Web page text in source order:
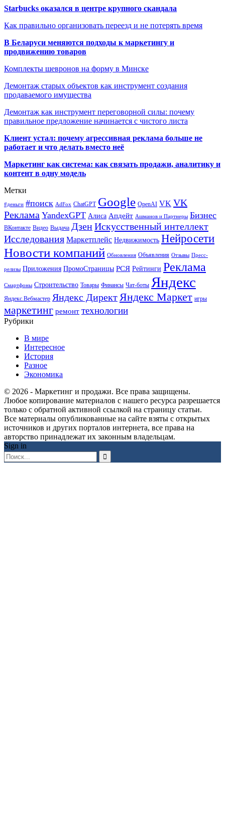
Starbucks оказался в центре крупного скандала
Как правильно организовать переезд и не потерять время
В Беларуси меняются подходы к маркетингу и
продвижению товаров
Комплекты шевронов на форму в Минске
Демонтаж старых объектов как инструмент создания
продаваемого имущества
Демонтаж как инструмент переговорной силы: почему
правильное предложение начинается с чистого листа
Клиент устал: почему агрессивная реклама больше не
работает и что делать вместо неё
Маркетинг как система: как связать продажи, аналитику и
контент в одну модель
Метки
#деньги #поиск AdFox ChatGPT Google OpenAI VK VK
Реклама YandexGPT Алиса Апдейт Ашманов и Партнеры Бизнес
ВКонтакте Видео Выдача ДзенИскусственный интеллект
Исследования Маркетплейс Недвижимость Нейросети
Новости компаний Обновления Объявления Отзывы Пресс-
релизы Приложения ПромоСтраницы РСЯ Рейтинги Реклама
Смартфоны Строительство Товары Финансы Чат-боты Яндекс
Яндекс.Вебмастер Яндекс Директ Яндекс Маркет игры
маркетинг ремонт технологии
Рубрики
В мире
Интересное
История
Разное
Экономика
© 2026 - Маркетинг и продажи. Все права защищены.
Любое копирование материалов с нашего ресурса разрешается
только с обратной активной ссылкой на страницу статьи.
Все материалы опубликованные на сайте взяты с открытых
источников и других порталов интернета, все права на
авторство принадлежат их законным владельцам.
Sign in